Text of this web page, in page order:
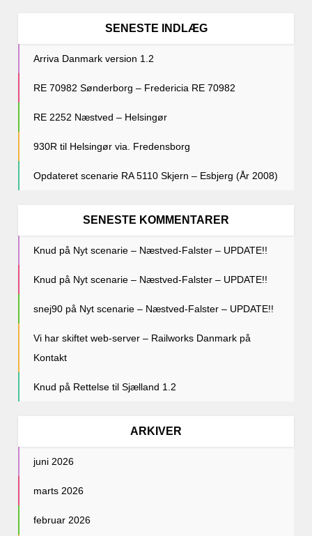
SENESTE INDLÆG
Arriva Danmark version 1.2
RE 70982 Sønderborg – Fredericia RE 70982
RE 2252 Næstved – Helsingør
930R til Helsingør via. Fredensborg
Opdateret scenarie RA 5110 Skjern – Esbjerg (År 2008)
SENESTE KOMMENTARER
Knud på Nyt scenarie – Næstved-Falster – UPDATE!!
Knud på Nyt scenarie – Næstved-Falster – UPDATE!!
snej90 på Nyt scenarie – Næstved-Falster – UPDATE!!
Vi har skiftet web-server – Railworks Danmark på
Kontakt
Knud på Rettelse til Sjælland 1.2
ARKIVER
juni 2026
marts 2026
februar 2026